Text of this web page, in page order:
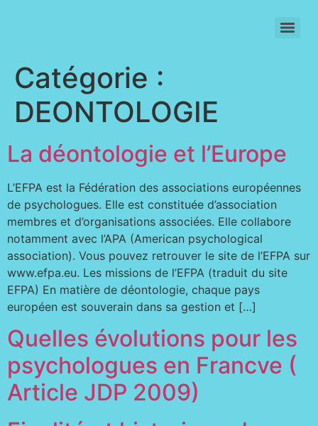
Catégorie :
DEONTOLOGIE
La déontologie et l’Europe
L’EFPA est la Fédération des associations européennes
de psychologues. Elle est constituée d’association
membres et d’organisations associées. Elle collabore
notamment avec l’APA (American psychological
association). Vous pouvez retrouver le site de l’EFPA sur
www.efpa.eu. Les missions de l’EFPA (traduit du site
EFPA) En matière de déontologie, chaque pays
européen est souverain dans sa gestion et […]
Quelles évolutions pour les
psychologues en Francve (
Article JDP 2009)